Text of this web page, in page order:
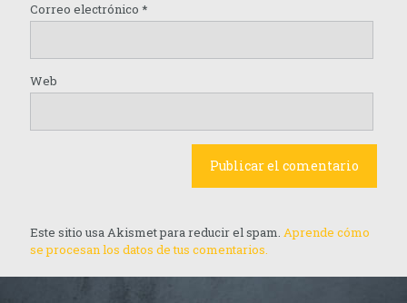
Correo electrónico *
Web
Este sitio usa Akismet para reducir el spam. Aprende cómo
se procesan los datos de tus comentarios.